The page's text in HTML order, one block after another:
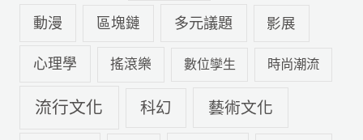
動漫 區塊鏈 多元議題 影展
心理學 搖滾樂 數位孿生 時尚潮流
流行文化 科幻 藝術文化